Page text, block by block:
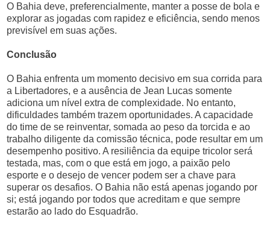
O Bahia deve, preferencialmente, manter a posse de bola e
explorar as jogadas com rapidez e eficiência, sendo menos
previsível em suas ações.
Conclusão
O Bahia enfrenta um momento decisivo em sua corrida para
a Libertadores, e a ausência de Jean Lucas somente
adiciona um nível extra de complexidade. No entanto,
dificuldades também trazem oportunidades. A capacidade
do time de se reinventar, somada ao peso da torcida e ao
trabalho diligente da comissão técnica, pode resultar em um
desempenho positivo. A resiliência da equipe tricolor será
testada, mas, com o que está em jogo, a paixão pelo
esporte e o desejo de vencer podem ser a chave para
superar os desafios. O Bahia não está apenas jogando por
si; está jogando por todos que acreditam e que sempre
estarão ao lado do Esquadrão.